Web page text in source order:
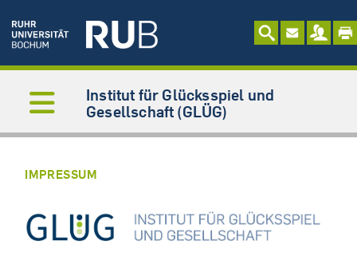
Institut für Glücksspiel und
Gesellschaft (GLÜG)
IMPRESSUM